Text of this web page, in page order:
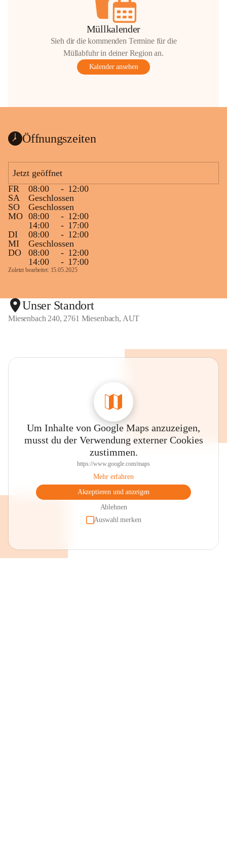
Müllkalender
Sieh dir die kommenden Termine für die
Müllabfuhr in deiner Region an.
Kalender ansehen
Öffnungszeiten
Jetzt geöffnet
FR
08:00 - 12:00
SA
Geschlossen
SO
Geschlossen
MO 08:00 - 12:00
14:00
- 17:00
DI
08:00 - 12:00
MI
Geschlossen
DO
08:00 - 12:00
14:00
- 17:00
Zuletzt bearbeitet: 15.05.2025
Unser Standort
Miesenbach 240, 2761 Miesenbach, AUT
Um Inhalte von Google Maps anzuzeigen,
musst du der Verwendung externer Cookies
zustimmen.
https://www.google.com/maps
Mehr erfahren
Akzeptieren und anzeigen
Ablehnen
Auswahl merken